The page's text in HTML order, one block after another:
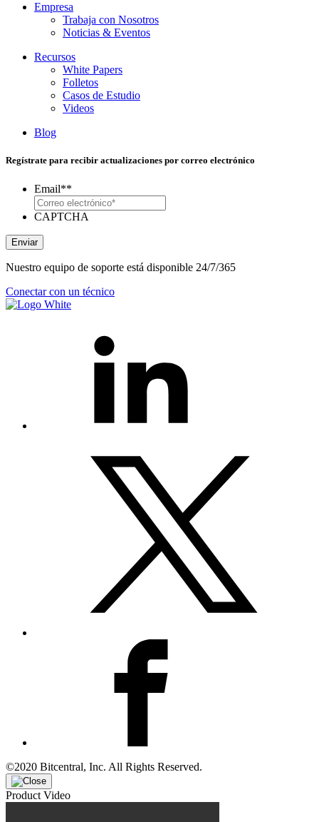
Empresa
Trabaja con Nosotros
Noticias & Eventos
Recursos
White Papers
Folletos
Casos de Estudio
Videos
Blog
Regístrate para recibir actualizaciones por correo electrónico
Email**
CAPTCHA
Enviar
Nuestro equipo de soporte está disponible 24/7/365
Conectar con un técnico
©2020 Bitcentral, Inc. All Rights Reserved.
Product Video